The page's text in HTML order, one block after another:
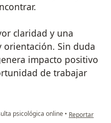
claridad y una
orientación. Sin duda
impacto positivo
de trabajar
psicológica online • en opinión del
Reportar